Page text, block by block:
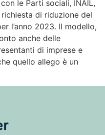
le Parti sociali, INAIL,
di riduzione del
l’anno 2023. Il modello,
anche delle
di imprese e
quello allego è un